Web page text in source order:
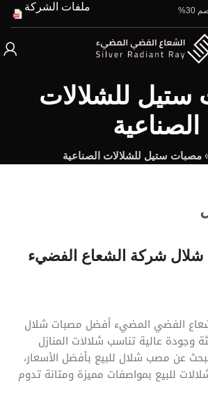
ملفات الشركة
ستيل للشلالات
الصناعية
مصبات ستيل للشلالات الصناعية
شركة الشعاع الفضيء
الفضي المضيء أفضل مصبات شلال
وجودة عالية تناسب شلالات المنازل
عن مصب شلال للبيع بأفضل الأسعار،
للبيع بمواصفات مميزة ومتانة تدوم